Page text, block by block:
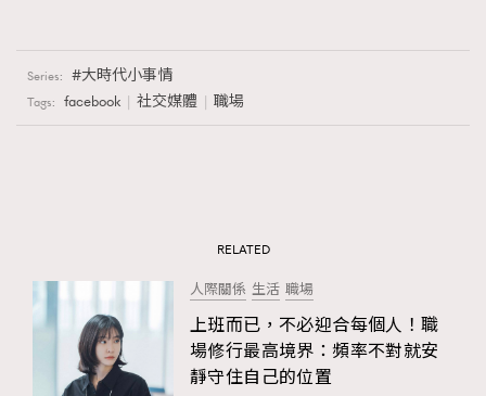
Series: 大時代小事情
Tags: facebook 社交媒體 職場
RELATED
人際關係 生活 職場
上班而已，不必迎合每個人！職
場修行最高境界：頻率不對就安
靜守住自己的位置